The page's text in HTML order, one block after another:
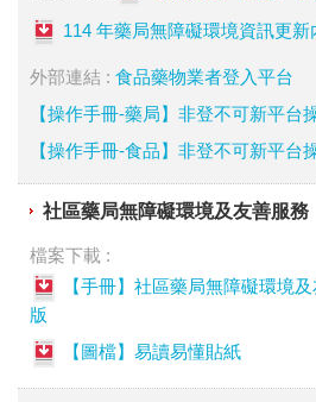
114 年藥局無障礙環境資訊更新
外部連結 : 食品藥物業者登入平台
【操作手冊-藥局】非登不可新平台
【操作手冊-食品】非登不可新平台
社區藥局無障礙環境及友善服務
檔案下載 :
【手冊】社區藥局無障礙環境
版
【圖檔】易讀易懂貼紙